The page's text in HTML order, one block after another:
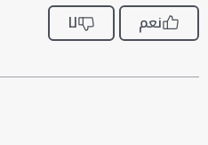
نعم لا